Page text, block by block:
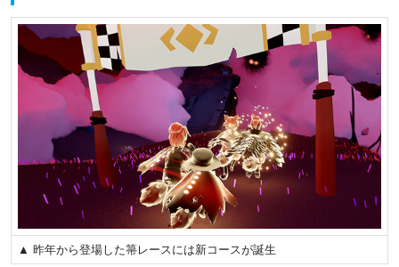
▲ 昨年から登場した箒レースには新コースが誕生